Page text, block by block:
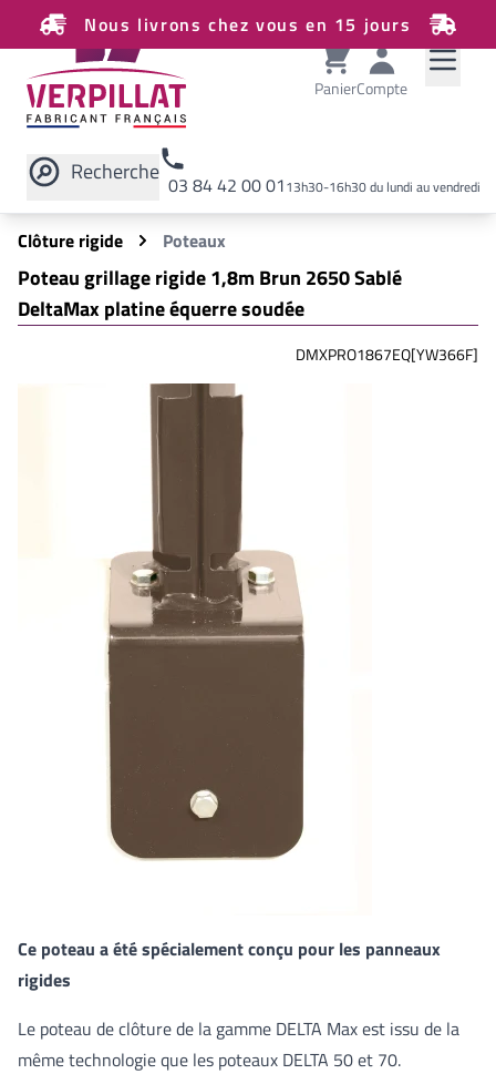
Nous livrons chez vous en 15 jours
PanierCompte
Recherche 03 84 42 00 0113h30-16h30 du lundi au vendredi
Rechercher sur le site
Clôture rigide
Poteaux
Poteau grillage rigide 1,8m Brun 2650 Sablé
DeltaMax platine équerre soudée
DMXPRO1867EQ[YW366F]
Ce poteau a été spécialement conçu pour les panneaux
rigides
Le poteau de clôture de la gamme DELTA Max est issu de la
même technologie que les poteaux DELTA 50 et 70.